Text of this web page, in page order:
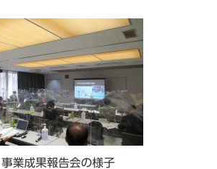
事業成果報告会の様子